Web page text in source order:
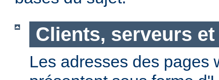
Clients, serveurs et
Les adresses des pages